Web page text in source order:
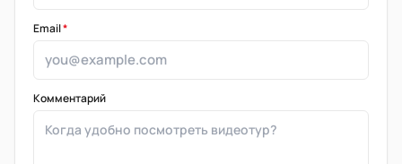
Email*
Комментарий